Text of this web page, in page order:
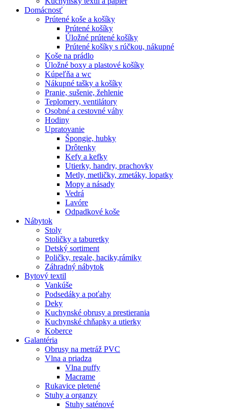
Domácnosť
Prútené koše a košíky
Prútené košíky
Úložné prútené košíky
Prútené košíky s rúčkou, nákupné
Koše na prádlo
Úložné boxy a plastové košíky
Kúpeľňa a wc
Nákupné tašky a košíky
Pranie, sušenie, žehlenie
Teplomery, ventilátory
Osobné a cestovné váhy
Hodiny
Upratovanie
Špongie, hubky
Drôtenky
Kefy a kefky
Utierky, handry, prachovky
Metly, metličky, zmetáky, lopatky
Mopy a násady
Vedrá
Lavóre
Odpadkové koše
Nábytok
Stoly
Stoličky a taburetky
Detský sortiment
Poličky, regale, haciky,rámiky
Záhradný nábytok
Bytový textil
Vankúše
Podsedáky a poťahy
Deky
Kuchynské obrusy a prestierania
Kuchynské chňapky a utierky
Koberce
Galantéria
Obrusy na metráž PVC
Vlna a priadza
Vlna puffy
Macrame
Rukavice pletené
Stuhy a organzy
Stuhy saténové